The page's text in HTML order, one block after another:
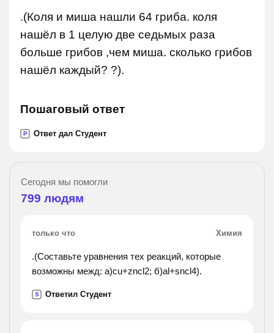
.(Коля и миша нашли 64 гриба. коля
нашёл в 1 целую две седьмых раза
больше грибов ,чем миша. сколько грибов
нашёл каждый? ?).
Пошаговый ответ
P Ответ дал Студент
Сегодня мы помогли
799 людям
только что Химия
.(Составьте уравнения тех реакций, которые
возможны межд: а)cu+zncl2; б)al+sncl4).
S Ответил Студент